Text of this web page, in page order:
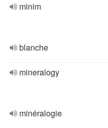
minim
blanche
mineralogy
minéralogie